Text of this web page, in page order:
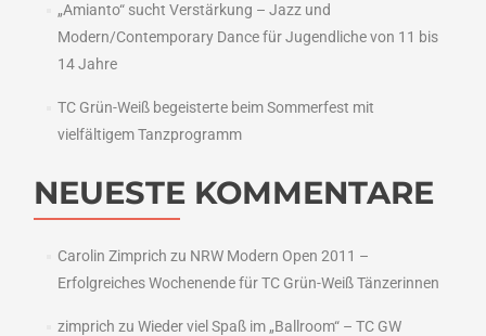
„Amianto“ sucht Verstärkung – Jazz und
Modern/Contemporary Dance für Jugendliche von 11 bis
14 Jahre
TC Grün-Weiß begeisterte beim Sommerfest mit
vielfältigem Tanzprogramm
NEUESTE KOMMENTARE
Carolin Zimprich zu NRW Modern Open 2011 –
Erfolgreiches Wochenende für TC Grün-Weiß Tänzerinnen
zimprich zu Wieder viel Spaß im „Ballroom“ – TC GW